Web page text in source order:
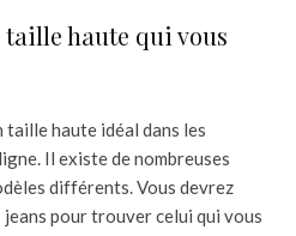
taille haute qui vous
haute idéal dans les
Il existe de nombreuses
différents. Vous devrez
pour trouver celui qui vous